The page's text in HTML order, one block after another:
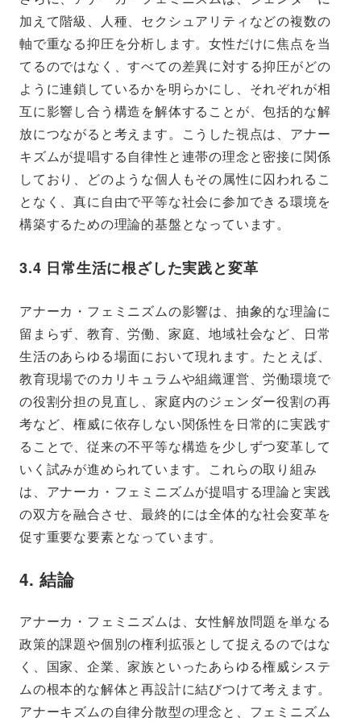
加えて階級、人種、セクシュアリティなどの複数の
軸で重なる抑圧を分析します。女性だけに焦点を当
てるのではなく、すべての差異に対する抑圧がどの
ように連鎖しているかを明らかにし、それぞれが相
互に影響し合う構造を解体することが、包括的な解
放につながると考えます。こうした視点は、アナー
キズムが提唱する自律性と連帯の理念と密接に関係
しており、どのような個人もその属性に囚われるこ
となく、真に自由で平等な社会に参加できる環境を
構築するための理論的基盤となっています。
3.4 日常生活に根ざした実践と変革
アナーカ・フェミニズムの影響は、抽象的な理論に
留まらず、教育、労働、家庭、地域社会など、日常
生活のあらゆる場面において現れます。たとえば、
教育現場でのカリキュラムや組織運営、労働環境で
の役割分担の見直し、家庭内のジェンダー役割の再
考など、権威に依存しない関係性を日常的に実践す
ることで、従来の不平等な構造を少しずつ変革して
いく試みが進められています。これらの取り組み
は、アナーカ・フェミニズムが提唱する理論と実践
の双方を融合させ、最終的には全体的な社会変革を
促す重要な要素となっています。
4. 結論
アナーカ・フェミニズムは、女性解放問題を単なる
政策的課題や個別の権利拡張として捉えるのではな
く、国家、企業、家族といったあらゆる権威システ
ムの根本的な解体と再設計に結びつけて考えます。
アナーキズムの自律分散型の理念と、フェミニズム